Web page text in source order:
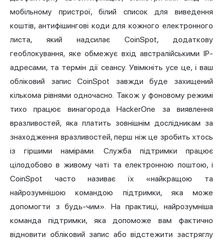
мобільному пристрої, білий список для виведення
коштів, антифішингові коди для кожного електронного
листа, який надсилає CoinSpot, додаткову
геоблокування, яке обмежує вхід австралійськими IP-
адресами, та термін дії сеансу. Увімкніть усе це, і ваш
обліковий запис CoinSpot завжди буде захищений
кількома рівнями одночасно. Також у фоновому режимі
тихо працює винагорода HackerOne за виявлення
вразливостей, яка платить зовнішнім дослідникам за
знаходження вразливостей, перш ніж це зробить хтось
із гіршими намірами. Служба підтримки працює
цілодобово в живому чаті та електронною поштою, і
CoinSpot часто називає їх «найкращою та
найрозумнішою командою підтримки, яка може
допомогти з будь-чим». На практиці, найрозумніша
команда підтримки, яка допоможе вам фактично
відновити обліковий запис або відстежити застряглу